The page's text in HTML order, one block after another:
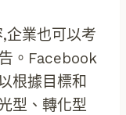
業也可以考
。Facebook
根據目標和
型、轉化型